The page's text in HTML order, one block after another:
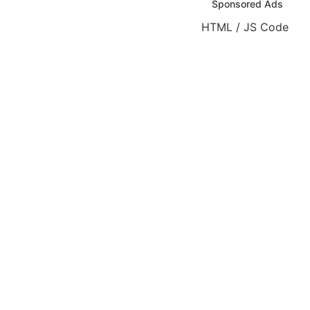
Sponsored Ads
HTML / JS Code